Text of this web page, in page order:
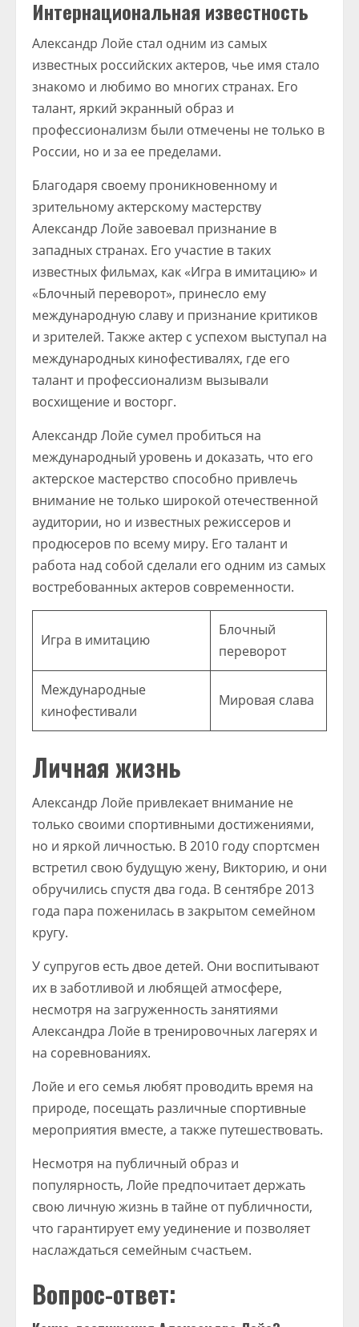
Интернациональная известность
Александр Лойе стал одним из самых
известных российских актеров, чье имя стало
знакомо и любимо во многих странах. Его
талант, яркий экранный образ и
профессионализм были отмечены не только в
России, но и за ее пределами.
Благодаря своему проникновенному и
зрительному актерскому мастерству
Александр Лойе завоевал признание в
западных странах. Его участие в таких
известных фильмах, как «Игра в имитацию» и
«Блочный переворот», принесло ему
международную славу и признание критиков
и зрителей. Также актер с успехом выступал на
международных кинофестивалях, где его
талант и профессионализм вызывали
восхищение и восторг.
Александр Лойе сумел пробиться на
международный уровень и доказать, что его
актерское мастерство способно привлечь
внимание не только широкой отечественной
аудитории, но и известных режиссеров и
продюсеров по всему миру. Его талант и
работа над собой сделали его одним из самых
востребованных актеров современности.
Игра в имитацию
Блочный
переворот
Международные
кинофестивали
Мировая слава
Личная жизнь
Александр Лойе привлекает внимание не
только своими спортивными достижениями,
но и яркой личностью. В 2010 году спортсмен
встретил свою будущую жену, Викторию, и они
обручились спустя два года. В сентябре 2013
года пара поженилась в закрытом семейном
кругу.
У супругов есть двое детей. Они воспитывают
их в заботливой и любящей атмосфере,
несмотря на загруженность занятиями
Александра Лойе в тренировочных лагерях и
на соревнованиях.
Лойе и его семья любят проводить время на
природе, посещать различные спортивные
мероприятия вместе, а также путешествовать.
Несмотря на публичный образ и
популярность, Лойе предпочитает держать
свою личную жизнь в тайне от публичности,
что гарантирует ему уединение и позволяет
наслаждаться семейным счастьем.
Вопрос-ответ: